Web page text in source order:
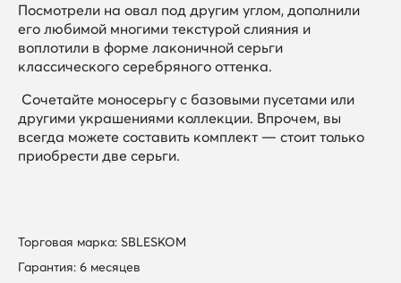
Посмотрели на овал под другим углом, дополнили
его любимой многими текстурой слияния и
воплотили в форме лаконичной серьги
классического серебряного оттенка.
Сочетайте моносерьгу с базовыми пусетами или
другими украшениями коллекции. Впрочем, вы
всегда можете составить комплект — стоит только
приобрести две серьги.
Торговая марка: SBLESKOM
Гарантия: 6 месяцев